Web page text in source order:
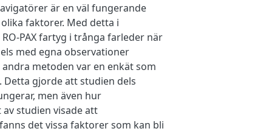
är en väl fungerande
faktorer. Med detta i
PAX fartyg i trånga farleder när
med egna observationer
metoden var en enkät som
Detta gjorde att studien dels
men även hur
studien visade att
det vissa faktorer som kan bli